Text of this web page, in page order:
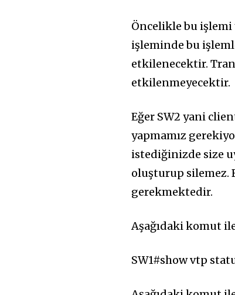
Öncelikle bu işlemi
işleminde bu
etkilenecektir.
etkilenmeyecektir.
Eğer SW2 yani
yapmamız
istediğinizde size
oluşturup silemez.
gerekmektedir.
Aşağıdaki komut
SW1#show vtp